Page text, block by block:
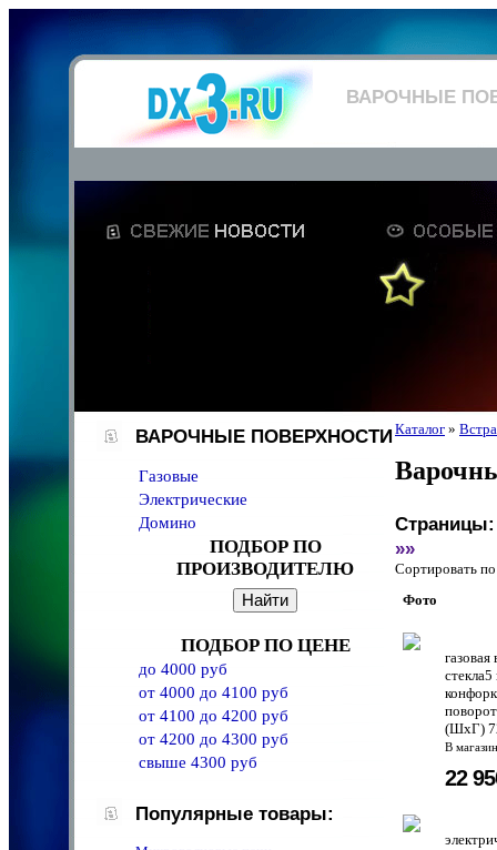
ВАРОЧНЫЕ
ВАРОЧНЫЕ ПОВЕРХНОСТИ
Газовые
Электрические
Домино
ПОДБОР ПО
ПРОИЗВОДИТЕЛЮ
ПОДБОР ПО ЦЕНЕ
до 4000 руб
от 4000 до 4100 руб
от 4100 до 4200 руб
от 4200 до 4300 руб
свыше 4300 руб
Популярные товары:
Каталог »
Страницы:
»»
Сортировать
Фото
(ШхГ)
В
22